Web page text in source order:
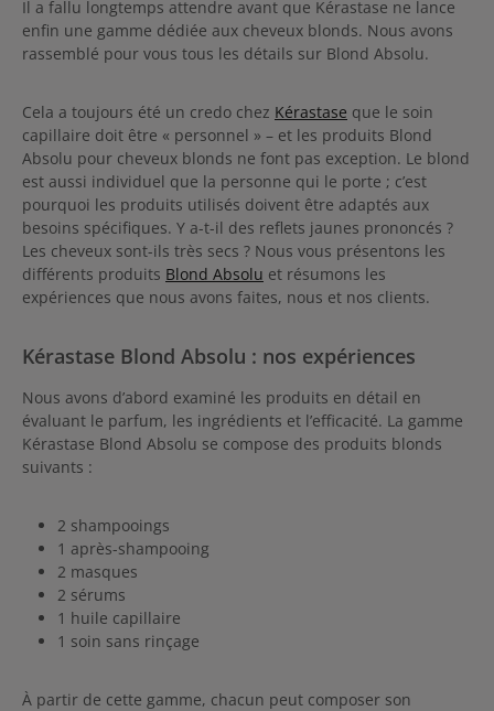
Il a fallu longtemps attendre avant que Kérastase ne lance
enfin une gamme dédiée aux cheveux blonds. Nous avons
rassemblé pour vous tous les détails sur Blond Absolu.
Cela a toujours été un credo chez Kérastase que le soin
capillaire doit être « personnel » – et les produits Blond
Absolu pour cheveux blonds ne font pas exception. Le blond
est aussi individuel que la personne qui le porte ; c’est
pourquoi les produits utilisés doivent être adaptés aux
besoins spécifiques. Y a-t-il des reflets jaunes prononcés ?
Les cheveux sont-ils très secs ? Nous vous présentons les
différents produits Blond Absolu et résumons les
expériences que nous avons faites, nous et nos clients.
Kérastase Blond Absolu : nos expériences
Nous avons d’abord examiné les produits en détail en
évaluant le parfum, les ingrédients et l’efficacité. La gamme
Kérastase Blond Absolu se compose des produits blonds
suivants :
2 shampooings
1 après-shampooing
2 masques
2 sérums
1 huile capillaire
1 soin sans rinçage
À partir de cette gamme, chacun peut composer son